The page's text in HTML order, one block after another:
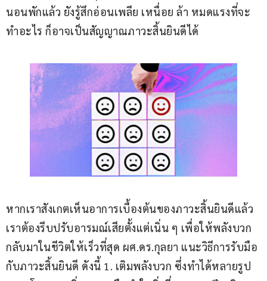
นอนพักแล้ว ยังรู้สึกอ่อนเพลีย เหนื่อย ล้า หมดแรงที่จะ
ทำอะไร ก็อาจเป็นสัญญาณภาวะสิ้นยินดีได้
หากเราสังเกตเห็นอาการเบื้องต้นของภาวะสิ้นยินดีแล้ว
เราต้องรีบปรับอารมณ์เสียตั้งแต่เนิ่น ๆ เพื่อให้พลังบวก
กลับมาในชีวิตให้เร็วที่สุด ผศ.ดร.กุลยา แนะวิธีการรับมือ
กับภาวะสิ้นยินดี ดังนี้ 1. เติมพลังบวก ซึ่งทำได้หลายรูป